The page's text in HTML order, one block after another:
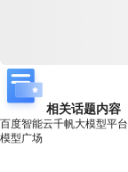
相关话题内容
百度智能云千帆大模型平台
模型广场